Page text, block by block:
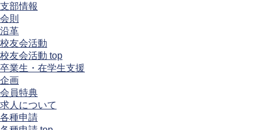
支部情報
会則
沿革
校友会活動
校友会活動 top
卒業生・在学生支援
企画
会員特典
求人について
各種申請